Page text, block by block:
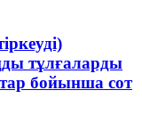
тұлғаларды
бойынша сот